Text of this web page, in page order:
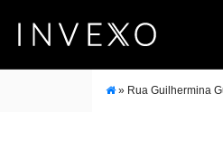
» Rua Guilhermina